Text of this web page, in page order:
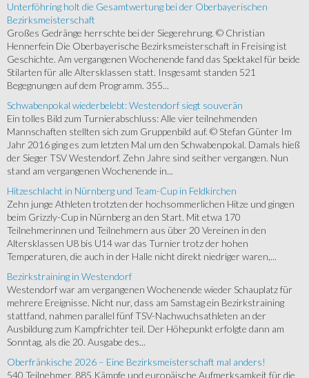
Unterföhring holt die Gesamtwertung bei der Oberbayerischen
Bezirksmeisterschaft
Großes Gedränge herrschte bei der Siegerehrung. © Christian
Hennerfein Die Oberbayerische Bezirksmeisterschaft in Freising ist
Geschichte. Am vergangenen Wochenende fand das Spektakel für beide
Stilarten für alle Altersklassen statt. Insgesamt standen 521
Begegnungen auf dem Programm. 355...
Schwabenpokal wiederbelebt: Westendorf siegt souverän
Ein tolles Bild zum Turnierabschluss: Alle vier teilnehmenden
Mannschaften stellten sich zum Gruppenbild auf. © Stefan Günter Im
Jahr 2016 ging es zum letzten Mal um den Schwabenpokal. Damals hieß
der Sieger TSV Westendorf. Zehn Jahre sind seither vergangen. Nun
stand am vergangenen Wochenende in...
Hitzeschlacht in Nürnberg und Team-Cup in Feldkirchen
Zehn junge Athleten trotzten der hochsommerlichen Hitze und gingen
beim Grizzly-Cup in Nürnberg an den Start. Mit etwa 170
Teilnehmerinnen und Teilnehmern aus über 20 Vereinen in den
Altersklassen U8 bis U14 war das Turnier trotz der hohen
Temperaturen, die auch in der Halle nicht direkt niedriger waren,...
Bezirkstraining in Westendorf
Westendorf war am vergangenen Wochenende wieder Schauplatz für
mehrere Ereignisse. Nicht nur, dass am Samstag ein Bezirkstraining
stattfand, nahmen parallel fünf TSV-Nachwuchsathleten an der
Ausbildung zum Kampfrichter teil. Der Höhepunkt erfolgte dann am
Sonntag, als die 20. Ausgabe des...
Oberfränkische 2026 – Eine Bezirksmeisterschaft mal anders!
540 Teilnehmer, 885 Kämpfe und europäische Aufmerksamkeit für die